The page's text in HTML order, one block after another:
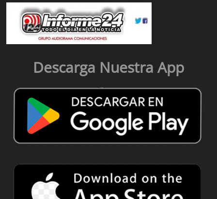
Descarga Nuestra App